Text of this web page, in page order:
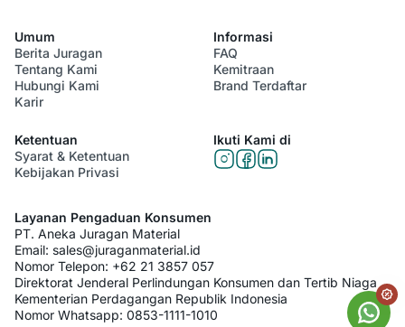
Umum
Berita Juragan
Tentang Kami
Hubungi Kami
Karir
Informasi
FAQ
Kemitraan
Brand Terdaftar
Ketentuan
Syarat & Ketentuan
Kebijakan Privasi
Ikuti Kami di
Layanan Pengaduan Konsumen
PT. Aneka Juragan Material
Email: sales@juraganmaterial.id
Nomor Telepon: +62 21 3857 057
Direktorat Jenderal Perlindungan Konsumen dan Tertib Niaga
Kementerian Perdagangan Republik Indonesia
Nomor Whatsapp: 0853-1111-1010